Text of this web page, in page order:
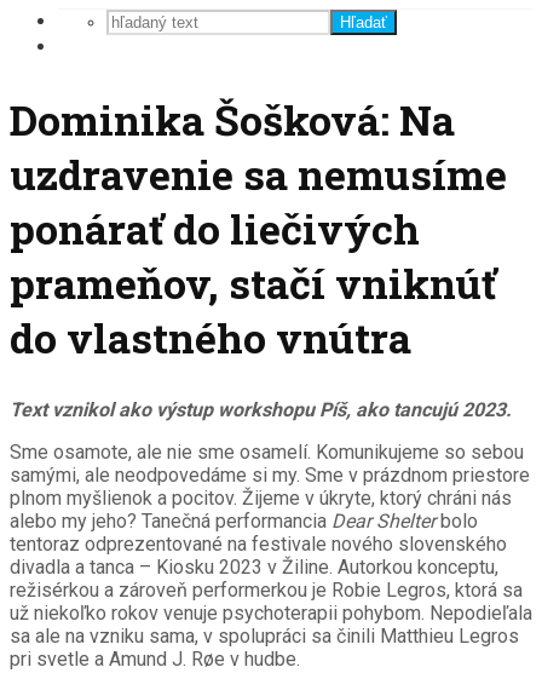
Hľadať
Dominika Šošková: Na
uzdravenie sa nemusíme
ponárať do liečivých
prameňov, stačí vniknúť
do vlastného vnútra
Text vznikol ako výstup workshopu Píš, ako tancujú 2023.
Sme osamote, ale nie sme osamelí. Komunikujeme so sebou
samými, ale neodpovedáme si my. Sme v prázdnom priestore
plnom myšlienok a pocitov. Žijeme v úkryte, ktorý chráni nás
alebo my jeho? Tanečná performancia Dear Shelterbolo
tentoraz odprezentované na festivale nového slovenského
divadla a tanca – Kiosku 2023 v Žiline. Autorkou konceptu,
režisérkou a zároveň performerkou je Robie Legros, ktorá sa
už niekoľko rokov venuje psychoterapii pohybom. Nepodieľala
sa ale na vzniku sama, v spolupráci sa činili Matthieu Legros
pri svetle a Amund J. Røe v hudbe.